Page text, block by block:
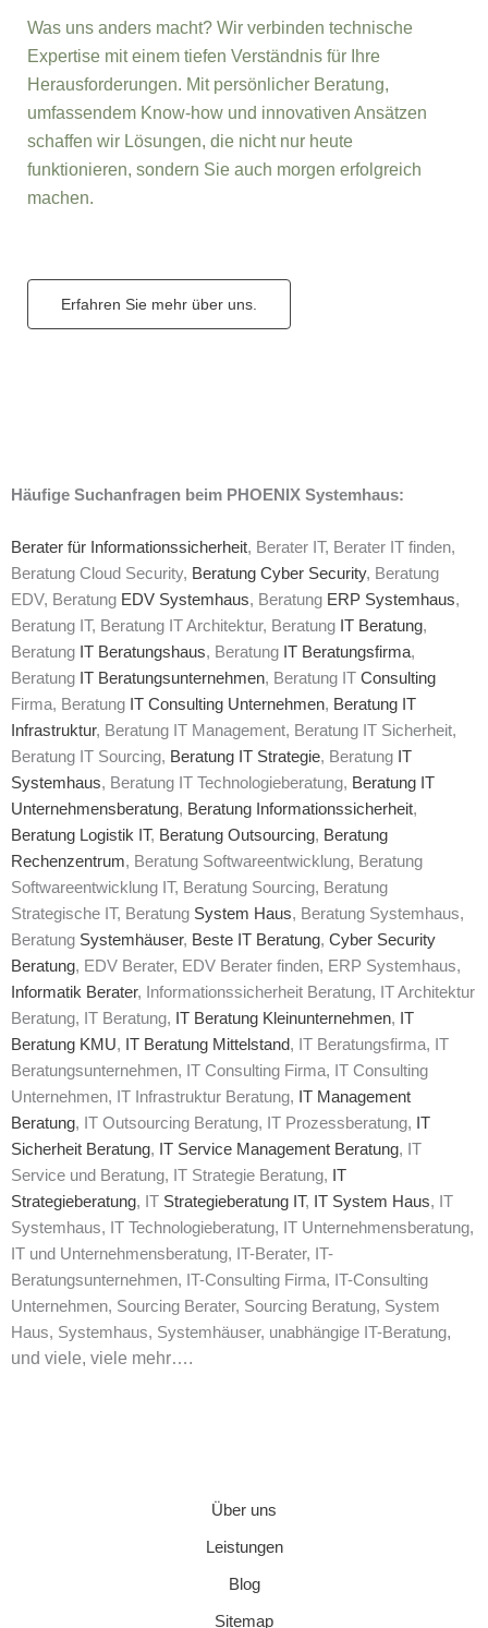
Was uns anders macht? Wir verbinden technische
Expertise mit einem tiefen Verständnis für Ihre
Herausforderungen. Mit persönlicher Beratung,
umfassendem Know-how und innovativen Ansätzen
schaffen wir Lösungen, die nicht nur heute
funktionieren, sondern Sie auch morgen erfolgreich
machen.
Erfahren Sie mehr über uns.
Häufige Suchanfragen beim PHOENIX Systemhaus:
Berater für Informationssicherheit, Berater IT, Berater IT finden,
Beratung Cloud Security, Beratung Cyber Security, Beratung
EDV, Beratung EDV Systemhaus, Beratung ERP Systemhaus,
Beratung IT, Beratung IT Architektur, Beratung IT Beratung,
Beratung IT Beratungshaus, Beratung IT Beratungsfirma,
Beratung IT Beratungsunternehmen, Beratung IT Consulting
Firma, Beratung IT Consulting Unternehmen, Beratung IT
Infrastruktur, Beratung IT Management, Beratung IT Sicherheit,
Beratung IT Sourcing, Beratung IT Strategie, Beratung IT
Systemhaus, Beratung IT Technologieberatung, Beratung IT
Unternehmensberatung, Beratung Informationssicherheit,
Beratung Logistik IT, Beratung Outsourcing, Beratung
Rechenzentrum, Beratung Softwareentwicklung, Beratung
Softwareentwicklung IT, Beratung Sourcing, Beratung
Strategische IT, Beratung System Haus, Beratung Systemhaus,
Beratung Systemhäuser, Beste IT Beratung, Cyber Security
Beratung, EDV Berater, EDV Berater finden, ERP Systemhaus,
Informatik Berater, Informationssicherheit Beratung, IT Architektur
Beratung, IT Beratung, IT Beratung Kleinunternehmen, IT
Beratung KMU, IT Beratung Mittelstand, IT Beratungsfirma, IT
Beratungsunternehmen, IT Consulting Firma, IT Consulting
Unternehmen, IT Infrastruktur Beratung, IT Management
Beratung, IT Outsourcing Beratung, IT Prozessberatung, IT
Sicherheit Beratung, IT Service Management Beratung, IT
Service und Beratung, IT Strategie Beratung, IT
Strategieberatung, IT Strategieberatung IT, IT System Haus, IT
Systemhaus, IT Technologieberatung, IT Unternehmensberatung,
IT und Unternehmensberatung, IT-Berater, IT-
Beratungsunternehmen, IT-Consulting Firma, IT-Consulting
Unternehmen, Sourcing Berater, Sourcing Beratung, System
Haus, Systemhaus, Systemhäuser, unabhängige IT-Beratung,
und viele, viele mehr….
Über uns
Leistungen
Blog
Sitemap